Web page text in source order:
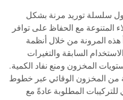
سلسلة توريد مرنة بشكل
المتنوعة مع الحفاظ على توافر
هذه المرونة من خلال أنظمة
السابقة والتغيرات
المخزون ومنع نفاد الكمية.
من المخزون الوقائي عبر خطوط
المطلوبة عادةً مع